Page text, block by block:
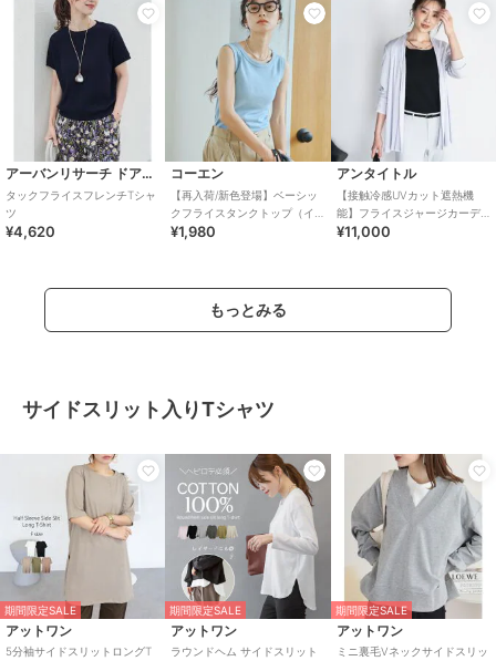
アーバンリサーチ ドアーズ
タックフライスフレンチTシャ
ツ
¥4,620
コーエン
【再入荷/新色登場】ベーシッ
クフライスタンクトップ（イ
ンフルエンサー紹介アイテ
¥1,980
アンタイトル
【接触冷感UVカット遮熱機
能】フライスジャージカーデ
ィガン
¥11,000
もっとみる
サイドスリット入りTシャツ
期間限定SALE
アットワン
5分袖サイドスリットロングT
期間限定SALE
アットワン
ラウンドヘム サイドスリット
期間限定SALE
アットワン
ミニ裏毛Vネックサイドスリッ